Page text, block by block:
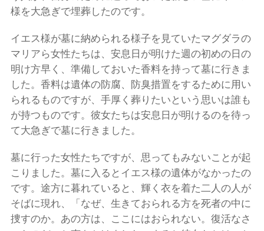
様を大急ぎで埋葬したのです。
イエス様が墓に納められる様子を見ていたマグダラの
マリアら女性たちは、安息日が明けた週の初めの日の
明け方早く、準備しておいた香料を持って墓に行きま
した。香料は遺体の防腐、防臭措置をするために用い
られるものですが、手厚く葬りたいという思いは誰も
が持つものです。彼女たちは安息日が明けるのを待っ
て大急ぎで墓に行きました。
墓に行った女性たちですが、思ってもみないことが起
こりました。墓に入るとイエス様の遺体がなかったの
です。途方に暮れていると、輝く衣を着た二人の人が
そばに現れ、「なぜ、生きておられる方を死者の中に
捜すのか。あの方は、ここにはおられない。復活なさ